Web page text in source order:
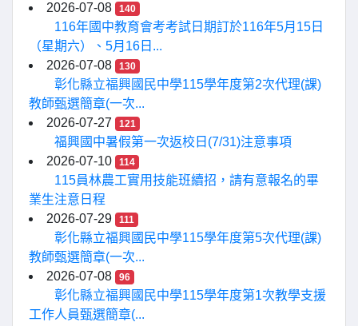
2026-07-08
140
116年國中教育會考考試日期訂於116年5月15日
（星期六）、5月16日...
2026-07-08
130
彰化縣立福興國民中學115學年度第2次代理(課)
教師甄選簡章(一次...
2026-07-27
121
福興國中暑假第一次返校日(7/31)注意事項
2026-07-10
114
115員林農工實用技能班續招，請有意報名的畢
業生注意日程
2026-07-29
111
彰化縣立福興國民中學115學年度第5次代理(課)
教師甄選簡章(一次...
2026-07-08
96
彰化縣立福興國民中學115學年度第1次教學支援
工作人員甄選簡章(...